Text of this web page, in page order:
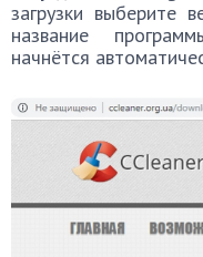
загрузки
название
начнётся